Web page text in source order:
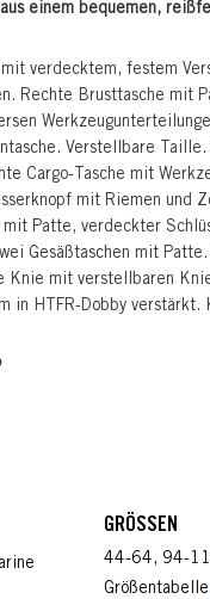
einem bequemen,
verdecktem, festem
Rechte Brusttasche mit
Verstellbare Taille.
Cargo-Tasche mit
mit Riemen und
mit Patte, verdeckter
Gesäßtaschen mit
Knie mit verstellbaren
in HTFR-Dobby verstärkt.
GRÖSSEN
44-64, 94-
Größentabelle